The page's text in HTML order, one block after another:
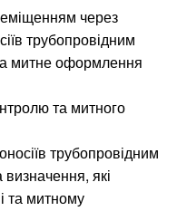
через
трубопровідним
митне оформлення
та митного
трубопровідним
які
та митному